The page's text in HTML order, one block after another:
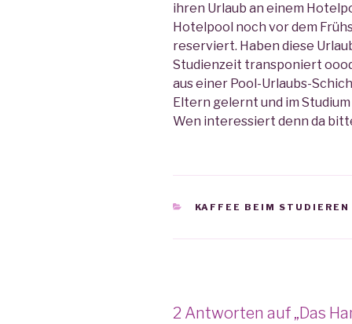
ihren Urlaub an einem
Hotelpool noch vor dem
reserviert. Haben diese
Studienzeit transponiert
aus einer Pool-Urlaubs-
Eltern gelernt und im
Wen interessiert denn da
KATEGORIEN
KAFFEE BEIM STUDIEREN
2 Antworten auf „Das